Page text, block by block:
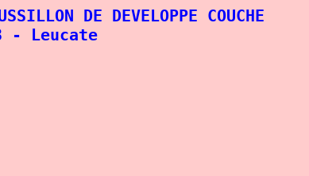
DE DEVELOPPE COUCHE
- Leucate